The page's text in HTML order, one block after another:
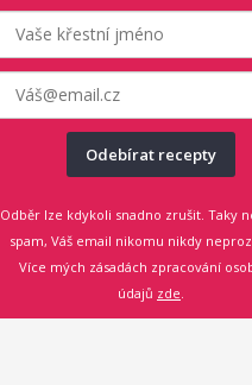
Odebírat recepty
Odběr lze kdykoli snadno zrušit. Taky
spam, Váš email nikomu nikdy
Více mých zásadách zpracování
údajů zde